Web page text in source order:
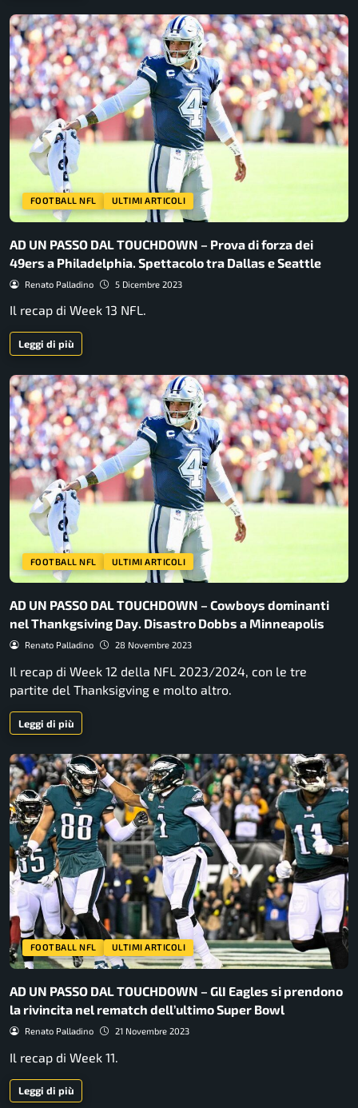
FOOTBALL NFL ULTIMI ARTICOLI
AD UN PASSO DAL TOUCHDOWN – Prova di forza dei
49ers a Philadelphia. Spettacolo tra Dallas e Seattle
Renato Palladino 5 Dicembre 2023
Il recap di Week 13 NFL.
Leggi di più
FOOTBALL NFL ULTIMI ARTICOLI
AD UN PASSO DAL TOUCHDOWN – Cowboys dominanti
nel Thankgsiving Day. Disastro Dobbs a Minneapolis
Renato Palladino 28 Novembre 2023
Il recap di Week 12 della NFL 2023/2024, con le tre
partite del Thanksigving e molto altro.
Leggi di più
FOOTBALL NFL ULTIMI ARTICOLI
AD UN PASSO DAL TOUCHDOWN – GlI Eagles si prendono
la rivincita nel rematch dell’ultimo Super Bowl
Renato Palladino 21 Novembre 2023
Il recap di Week 11.
Leggi di più